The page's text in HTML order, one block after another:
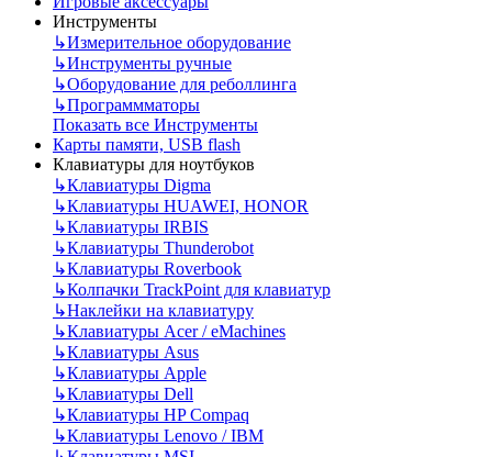
Инструменты
↳Измерительное оборудование
↳Инструменты ручные
↳Оборудование для реболлинга
↳Программматоры
Показать все Инструменты
Карты памяти, USB flash
Клавиатуры для ноутбуков
↳Клавиатуры Digma
↳Клавиатуры HUAWEI, HONOR
↳Клавиатуры IRBIS
↳Клавиатуры Thunderobot
↳Клавиатуры Roverbook
↳Колпачки TrackPoint для клавиатур
↳Наклейки на клавиатуру
↳Клавиатуры Acer / eMachines
↳Клавиатуры Asus
↳Клавиатуры Apple
↳Клавиатуры Dell
↳Клавиатуры HP Compaq
↳Клавиатуры Lenovo / IBM